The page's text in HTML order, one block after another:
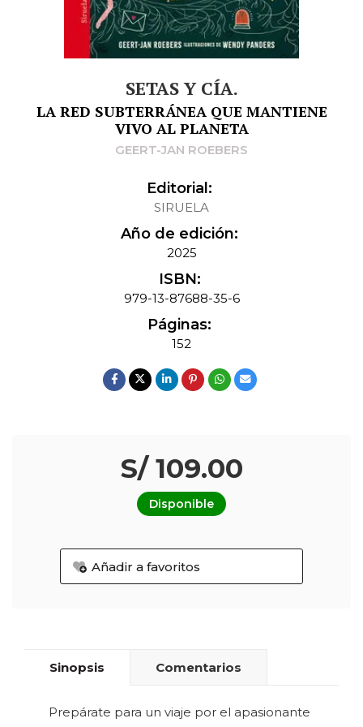
SETAS Y CÍA.
LA RED SUBTERRÁNEA QUE MANTIENE
VIVO AL PLANETA
GEERT-JAN ROEBERS
Editorial:
SIRUELA
Año de edición:
2025
ISBN:
979-13-87688-35-6
Páginas:
152
S/ 109.00
Disponible
Añadir a favoritos
Sinopsis Comentarios
Prepárate para un viaje por el apasionante